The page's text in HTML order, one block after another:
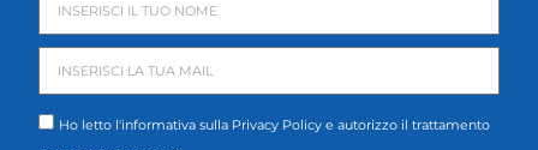
Ho letto l'informativa sulla Privacy Policy e autorizzo il trattamento